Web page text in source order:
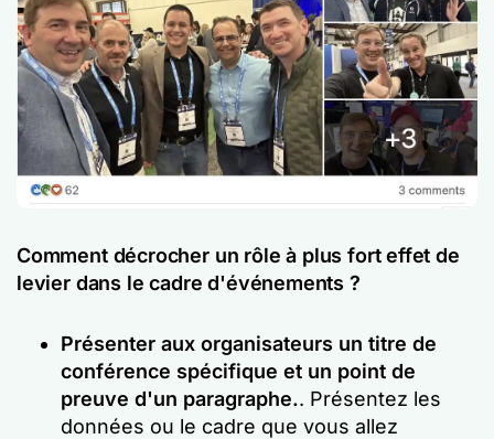
Comment décrocher un rôle à plus fort effet de
levier dans le cadre d'événements ?
Présenter aux organisateurs un titre de
conférence spécifique et un point de
preuve d'un paragraphe.. Présentez les
données ou le cadre que vous allez